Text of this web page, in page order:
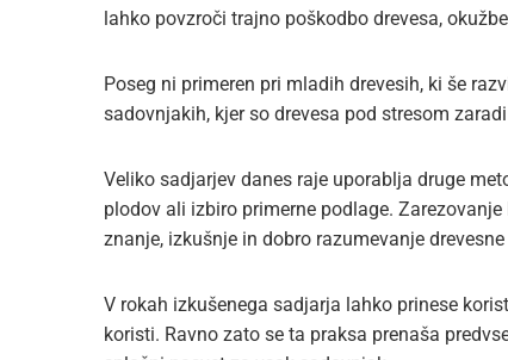
lahko povzroči trajno poškodbo drevesa,
Poseg ni primeren pri mladih drevesih, ki še
sadovnjakih, kjer so drevesa pod stresom
Veliko sadjarjev danes raje uporablja druge
plodov ali izbiro primerne podlage.
znanje, izkušnje in dobro razumevanje
V rokah izkušenega sadjarja lahko prinese
koristi. Ravno zato se ta praksa prenaša